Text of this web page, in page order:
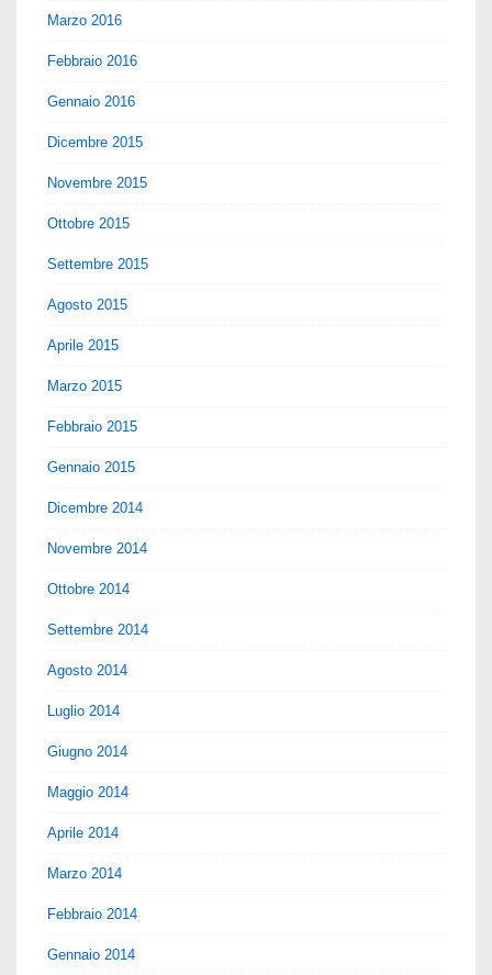
Marzo 2016
Febbraio 2016
Gennaio 2016
Dicembre 2015
Novembre 2015
Ottobre 2015
Settembre 2015
Agosto 2015
Aprile 2015
Marzo 2015
Febbraio 2015
Gennaio 2015
Dicembre 2014
Novembre 2014
Ottobre 2014
Settembre 2014
Agosto 2014
Luglio 2014
Giugno 2014
Maggio 2014
Aprile 2014
Marzo 2014
Febbraio 2014
Gennaio 2014